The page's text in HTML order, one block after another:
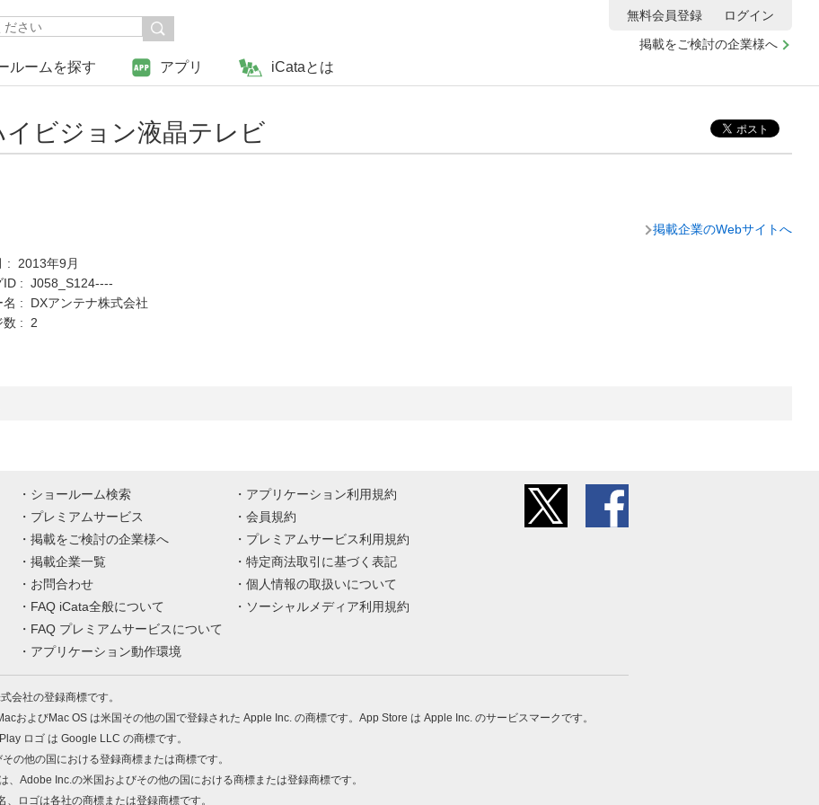
ルームを探す アプリ iCataとは
掲載をご検討の企業様へ
無料会員登録 ログイン
ビジョン液晶テレビ
: 2013年9月
ID : J058_S124----
名 : DXアンテナ株式会社
数 : 2
掲載企業のWebサイトへ
ショールーム検索
プレミアムサービス
掲載をご検討の企業様へ
掲載企業一覧
お問合わせ
FAQ iCata全般について
FAQ プレミアムサービスについて
アプリケーション動作環境
アプリケーション利用規約
会員規約
プレミアムサービス利用規約
特定商法取引に基づく表記
個人情報の取扱いについて
ソーシャルメディア利用規約
会社の登録商標です。
およびMac OS は米国その他の国で登録された Apple Inc. の商標です。App Store は Apple Inc. のサービスマークです。
ロゴ は Google LLC の商標です。
の他の国における登録商標または商標です。
Adobe Inc.の米国およびその他の国における商標または登録商標です。
ロゴは各社の商標または登録商標です。